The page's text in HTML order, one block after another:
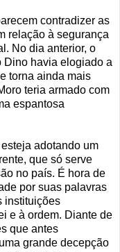
contradizer as
relação à segurança
No dia anterior, o
Dino havia elogiado a
torna ainda mais
teria armado com
espantosa
adotando um
que só serve
no país. É hora de
por suas palavras
instituições
e à ordem. Diante de
que antes
grande decepção